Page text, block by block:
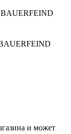
BAUERFEIND
и может